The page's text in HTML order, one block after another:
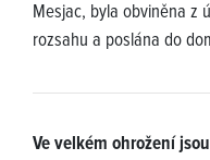
Mesjac, byla obviněna z
rozsahu a poslána do
Ve velkém ohrožení